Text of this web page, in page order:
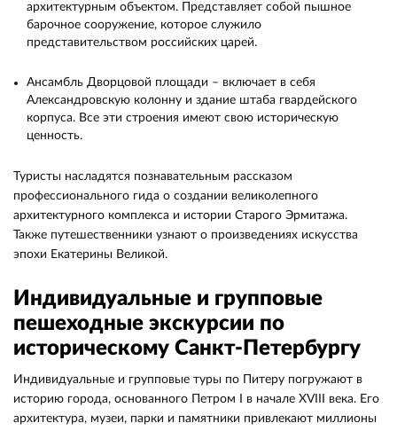
архитектурным объектом. Представляет собой пышное
барочное сооружение, которое служило
представительством российских царей.
Ансамбль Дворцовой площади – включает в себя
Александровскую колонну и здание штаба гвардейского
корпуса. Все эти строения имеют свою историческую
ценность.
Туристы насладятся познавательным рассказом
профессионального гида о создании великолепного
архитектурного комплекса и истории Старого Эрмитажа.
Также путешественники узнают о произведениях искусства
эпохи Екатерины Великой.
Индивидуальные и групповые
пешеходные экскурсии по
историческому Санкт-Петербургу
Индивидуальные и групповые туры по Питеру погружают в
историю города, основанного Петром I в начале XVIII века. Его
архитектура, музеи, парки и памятники привлекают миллионы